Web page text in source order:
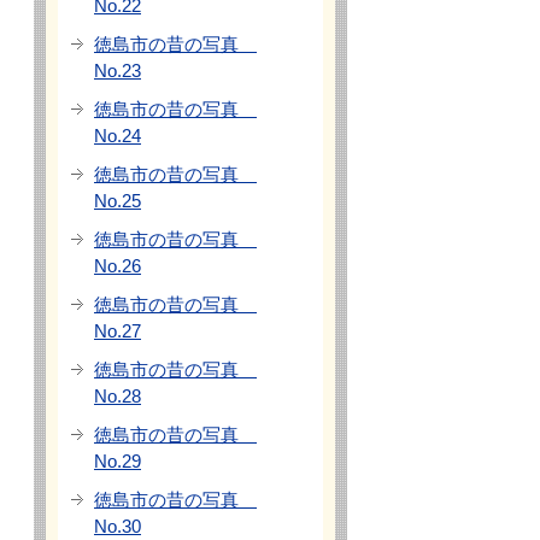
No.22
徳島市の昔の写真
No.23
徳島市の昔の写真
No.24
徳島市の昔の写真
No.25
徳島市の昔の写真
No.26
徳島市の昔の写真
No.27
徳島市の昔の写真
No.28
徳島市の昔の写真
No.29
徳島市の昔の写真
No.30